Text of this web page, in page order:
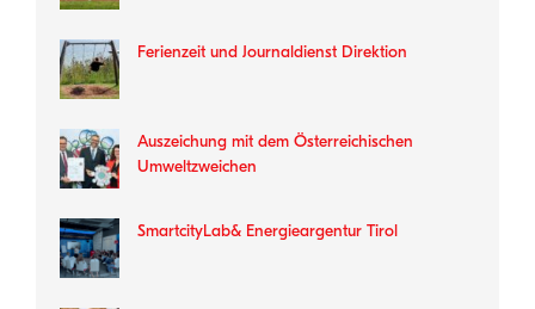
Ferienzeit und Journaldienst Direktion
Auszeichung mit dem Österreichischen
Umweltzweichen
SmartcityLab& Energieargentur Tirol